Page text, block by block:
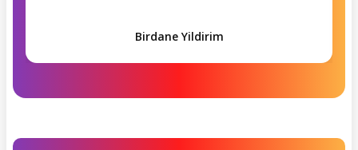
Birdane Yildirim